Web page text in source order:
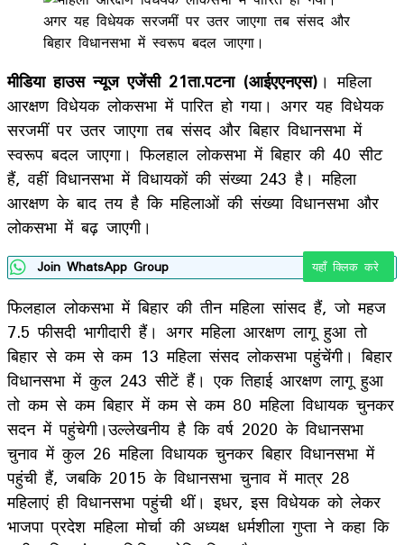
मीडिया हाउस न्यूज एजेंसी 21ता.पटना (आईएएनएस)। महिला
आरक्षण विधेयक लोकसभा में पारित हो गया। अगर यह विधेयक
सरजमीं पर उतर जाएगा तब संसद और बिहार विधानसभा में
स्वरूप बदल जाएगा। फिलहाल लोकसभा में बिहार की 40 सीट
हैं, वहीं विधानसभा में विधायकों की संख्या 243 है। महिला
आरक्षण के बाद तय है कि महिलाओं की संख्या विधानसभा और
लोकसभा में बढ़ जाएगी।
Join WhatsApp Group यहाँ क्लिक करे
फिलहाल लोकसभा में बिहार की तीन महिला सांसद हैं, जो महज
7.5 फीसदी भागीदारी हैं। अगर महिला आरक्षण लागू हुआ तो
बिहार से कम से कम 13 महिला संसद लोकसभा पहुंचेंगी। बिहार
विधानसभा में कुल 243 सीटें हैं। एक तिहाई आरक्षण लागू हुआ
तो कम से कम बिहार में कम से कम 80 महिला विधायक चुनकर
सदन में पहुंचेगी।उल्लेखनीय है कि वर्ष 2020 के विधानसभा
चुनाव में कुल 26 महिला विधायक चुनकर बिहार विधानसभा में
पहुंची हैं, जबकि 2015 के विधानसभा चुनाव में मात्र 28
महिलाएं ही विधानसभा पहुंची थीं। इधर, इस विधेयक को लेकर
भाजपा प्रदेश महिला मोर्चा की अध्यक्ष धर्मशीला गुप्ता ने कहा कि